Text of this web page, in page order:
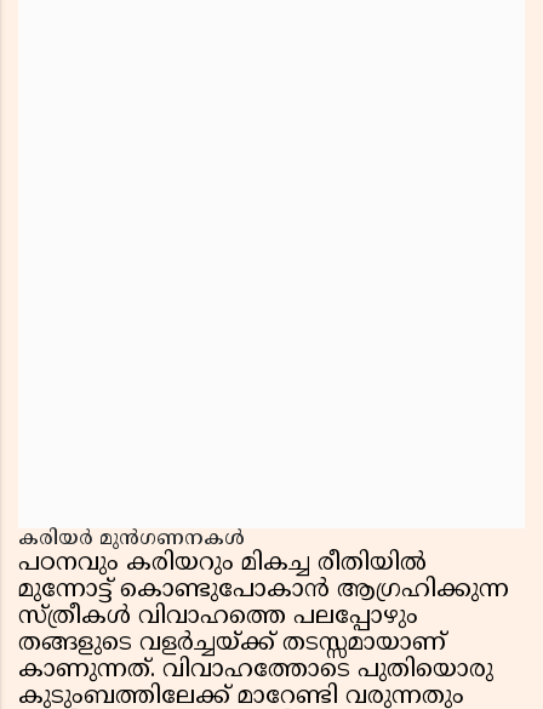
കരിയർ മുൻഗണനകൾ
പഠനവും കരിയറും മികച്ച രീതിയിൽ
മുന്നോട്ട് കൊണ്ടുപോകാൻ ആഗ്രഹിക്കുന്ന
സ്ത്രീകൾ വിവാഹത്തെ പലപ്പോഴും
തങ്ങളുടെ വളർച്ചയ്ക്ക് തടസ്സമായാണ്
കാണുന്നത്. വിവാഹത്തോടെ പുതിയൊരു
കുടുംബത്തിലേക്ക് മാറേണ്ടി വരുന്നതും